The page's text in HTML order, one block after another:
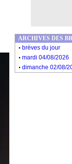
ARCHIVES DES
. brèves du jour
. mardi 04/08/2026
. dimanche 02/08/